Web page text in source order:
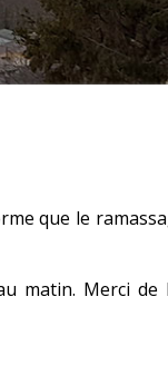
que le
matin. Merci de